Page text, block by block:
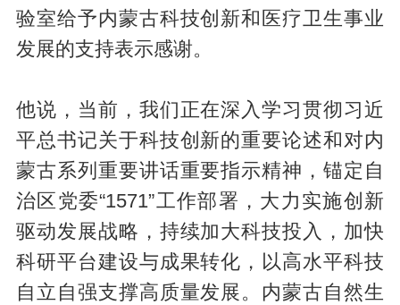
验室给予内蒙古科技创新和医疗卫生事业
发展的支持表示感谢。
他说，当前，我们正在深入学习贯彻习近
平总书记关于科技创新的重要论述和对内
蒙古系列重要讲话重要指示精神，锚定自
治区党委“1571”工作部署，大力实施创新
驱动发展战略，持续加大科技投入，加快
科研平台建设与成果转化，以高水平科技
自立自强支撑高质量发展。内蒙古自然生